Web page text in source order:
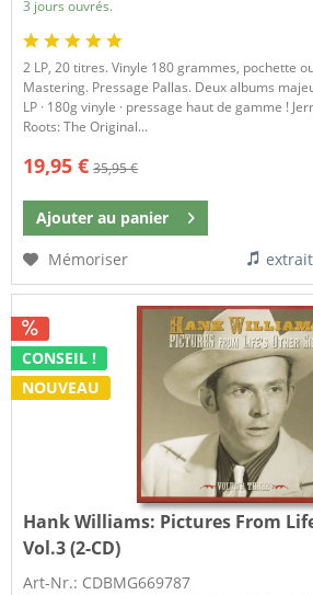
3 jours ouvrés.
2 LP, 20 titres. Vinyle 180 grammes, pochette
Mastering. Pressage Pallas. Deux albums
LP · 180g vinyle · pressage haut de gamme !
Roots: The Original...
19,95 € 35,95 €
Ajouter au panier
Mémoriser
CONSEIL !
NOUVEAU
Hank Williams: Pictures From
Vol.3 (2-CD)
Art-Nr.: CDBMG669787